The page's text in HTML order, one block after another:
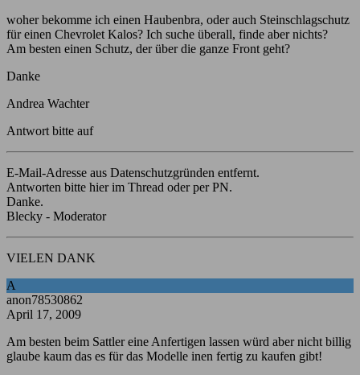
woher bekomme ich einen Haubenbra, oder auch Steinschlagschutz
für einen Chevrolet Kalos? Ich suche überall, finde aber nichts?
Am besten einen Schutz, der über die ganze Front geht?
Danke
Andrea Wachter
Antwort bitte auf
E-Mail-Adresse aus Datenschutzgründen entfernt.
Antworten bitte hier im Thread oder per PN.
Danke.
Blecky - Moderator
VIELEN DANK
A
anon78530862
April 17, 2009
Am besten beim Sattler eine Anfertigen lassen würd aber nicht billig
glaube kaum das es für das Modelle inen fertig zu kaufen gibt!